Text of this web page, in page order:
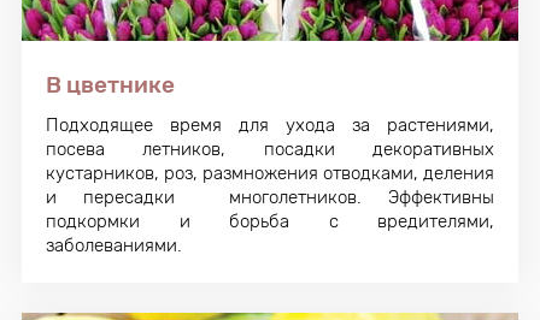
В цветнике
Подходящее время для ухода за растениями,
посева летников, посадки декоративных
кустарников, роз, размножения отводками, деления
и пересадки многолетников. Эффективны
подкормки и борьба с вредителями,
заболеваниями.